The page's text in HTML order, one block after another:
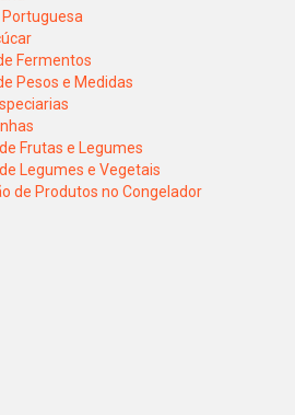
Portuguesa
Fermentos
Pesos e Medidas
Frutas e Legumes
Legumes e Vegetais
de Produtos no Congelador